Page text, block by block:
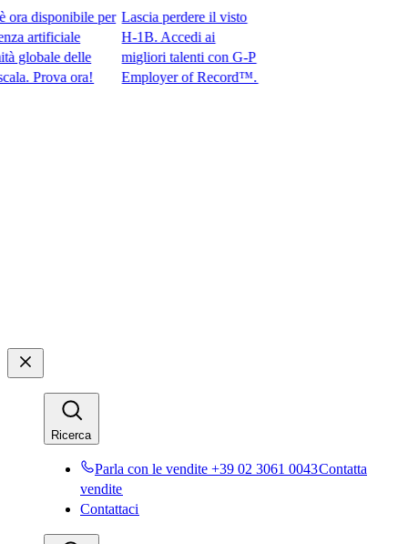
per
delle
Prova ora!​​
Lascia perdere il visto
H-1B. Accedi ai
migliori talenti con G-P
Employer of Record™.​​
Ricerca​​
Parla con le vendite +39 02 3061 0043​​Contatta
vendite​​
Contattaci​​